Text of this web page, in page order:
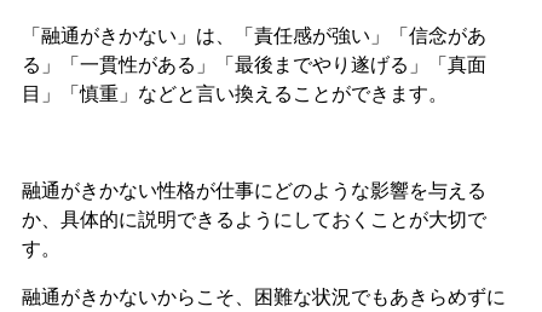
「融通がきかない」は、「責任感が強い」「信念があ
る」「一貫性がある」「最後までやり遂げる」「真面
目」「慎重」などと言い換えることができます。
融通がきかない性格が仕事にどのような影響を与える
か、具体的に説明できるようにしておくことが大切で
す。
融通がきかないからこそ、困難な状況でもあきらめずに